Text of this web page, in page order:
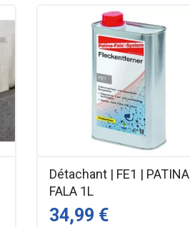
Détachant | FE1 | PATINA
FALA 1L
34,99 €